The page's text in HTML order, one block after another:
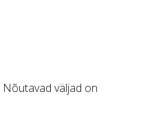
Nõutavad väljad on